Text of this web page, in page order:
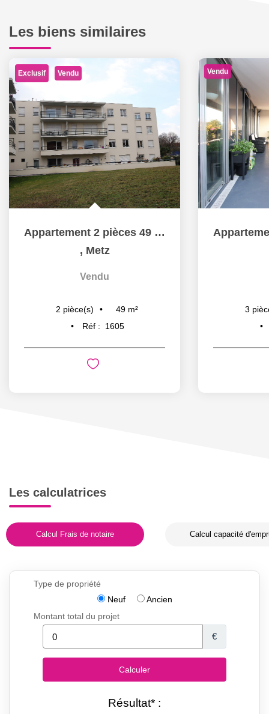
Les biens similaires
Exclusif Vendu
Appartement 2 pièces 49 m² en dernier étage terrasse et box...
, Metz
Vendu
2 pièce(s) 49 m²
Réf :
1605
Vendu
3
Les calculatrices
Calcul Frais de notaire Calcul capacité